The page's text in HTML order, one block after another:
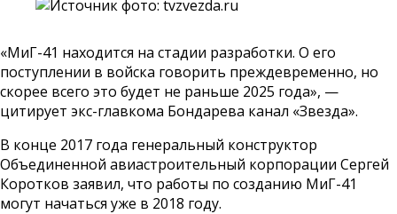
«МиГ-41 находится на стадии разработки. О его
поступлении в войска говорить преждевременно, но
скорее всего это будет не раньше 2025 года», —
цитирует экс-главкома Бондарева канал «Звезда».
В конце 2017 года генеральный конструктор
Объединенной авиастроительный корпорации Сергей
Коротков заявил, что работы по созданию МиГ-41
могут начаться уже в 2018 году.